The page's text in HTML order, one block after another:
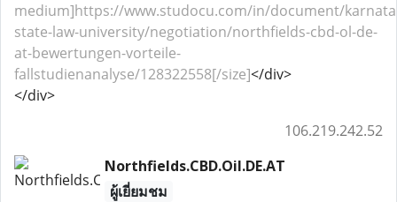
medium]https://www.studocu.com/in/document/
state-law-university/negotiation/northfields-cbd-ol-de-
at-bewertungen-vorteile-
fallstudienanalyse/128322558[/size]</div>
</div>
106.219.242.52
Northfields.CBD.Oil.DE.AT
ผู้เยี่ยมชม